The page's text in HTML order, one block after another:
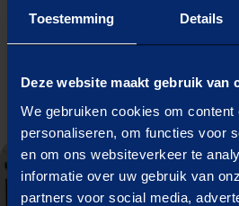
Toestemming Details
Deze website maakt gebruik van
We gebruiken cookies om content
personaliseren, om functies voor
en om ons websiteverkeer te
informatie over uw gebruik van
partners voor social media,
elektriciteit.
Verder lezen
Grote stap vooruit voor